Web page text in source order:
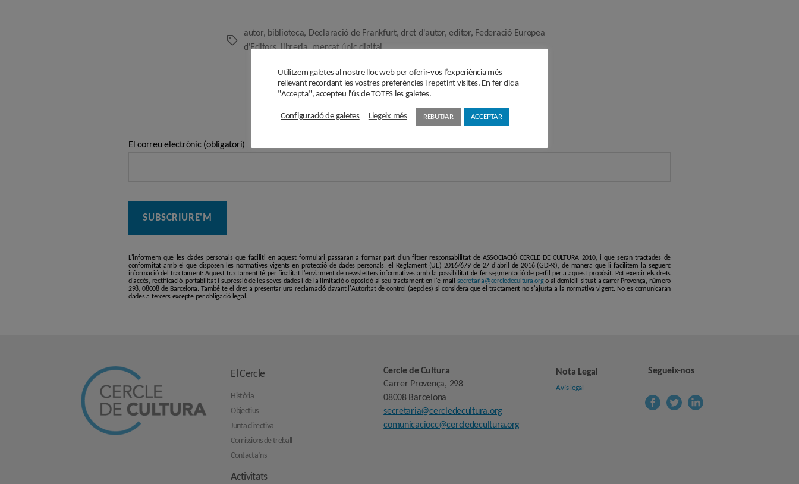
Etiquetes
autor, biblioteca, Declaració de Frankfurt,dret d'autor,editor, Federació Europea
d'Editors,libreria,mercat únic digital
Subscriu-te a la Newsletter
El correu electrònic (obligatori)
L'informem que les dades personals que faciliti en aquest formulari passaran a formar part d'un fitxer responsabilitat de ASSOCIACIÓ CERCLE DE CULTURA 2010, i que seran tractades de
conformitat amb el que disposen les normatives vigents en protecció de dades personals, el Reglament (UE) 2016/679 de 27 d'abril de 2016 (GDPR), de manera que li facilitem la següent
informació del tractament: Aquest tractament té per finalitat l'enviament de newsletters informatives amb la possibilitat de fer segmentació de perfil per a aquest propòsit. Pot exercir els drets
d'accés, rectificació, portabilitat i supressió de les seves dades i de la limitació o oposició al seu tractament en l'e-mail secretaria@cercledecultura.orgo al domicili situat a carrer Provença, número
298, 08008 de Barcelona. També te el dret a presentar una reclamació davant l'Autoritat de control (aepd.es) si considera que el tractament no s'ajusta a la normativa vigent. No es comunicaran
dades a tercers excepte per obligació legal.
El Cercle
Història
Objectius
Junta directiva
Comissions de treball
Contacta’ns
Activitats
Cercle de Cultura
Carrer Provença, 298
08008 Barcelona
secretaria@cercledecultura.org
comunicaciocc@cercledecultura.org
Nota Legal
Avís legal
Segueix-nos
Utilitzem galetes al nostre lloc web per oferir-vos l’experiència més
rellevant recordant les vostres preferències i repetint visites. En fer clic a
"Accepta", accepteu l'ús de TOTES les galetes.
Configuració de galetes Llegeix més REBUTJAR ACCEPTAR